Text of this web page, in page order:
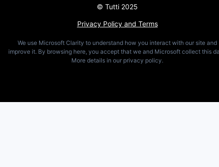
© Tutti 2025
Privacy Policy and Terms
We use Microsoft Clarity to understand how you interact with our site and
improve it. By browsing here, you accept that we and Microsoft collect this
More details in our privacy policy.